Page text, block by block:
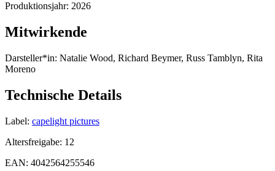
Produktionsjahr: 2026
Mitwirkende
Darsteller*in: Natalie Wood, Richard Beymer, Russ Tamblyn, Rita
Moreno
Technische Details
Label: capelight pictures
Altersfreigabe: 12
EAN: 4042564255546